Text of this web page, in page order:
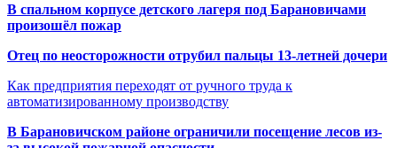
В спальном корпусе детского лагеря под Барановичами
произошёл пожар
Отец по неосторожности отрубил пальцы 13-летней дочери
Как предприятия переходят от ручного труда к
автоматизированному производству
В Барановичском районе ограничили посещение лесов из-